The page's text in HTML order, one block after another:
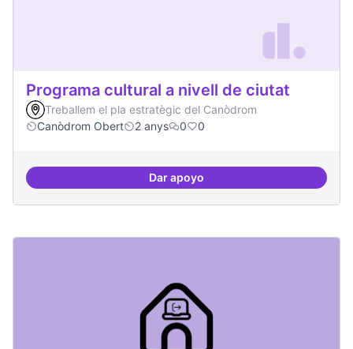
Programa cultural a nivell de ciutat
Treballem el pla estratègic del Canòdrom
Canòdrom Obert
2 anys 0 0
Dar apoyoPrograma cultural a nivell de